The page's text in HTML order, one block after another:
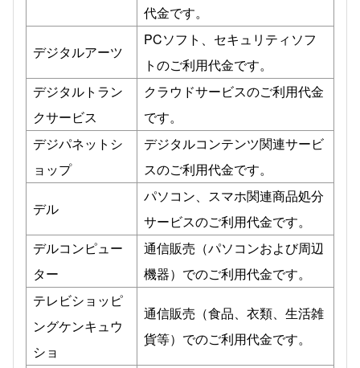
代金です。
デジタルアーツ
PCソフト、セキュリティソフ
トのご利用代金です。
デジタルトラン
クサービス
クラウドサービスのご利用代金
です。
デジパネットシ
ョップ
デジタルコンテンツ関連サービ
スのご利用代金です。
デル
パソコン、スマホ関連商品処分
サービスのご利用代金です。
デルコンピュー
ター
通信販売（パソコンおよび周辺
機器）でのご利用代金です。
テレビショッピ
ングケンキュウ
ショ
通信販売（食品、衣類、生活雑
貨等）でのご利用代金です。